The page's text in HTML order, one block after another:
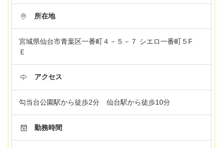
所在地
宮城県仙台市青葉区一番町４－５－７ シエロ一番町５F
Ｅ
アクセス
勾当台公園駅から徒歩2分 仙台駅から徒歩10分
勤務時間